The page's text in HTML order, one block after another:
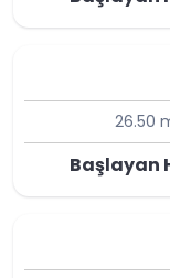
26.50
Başlayan